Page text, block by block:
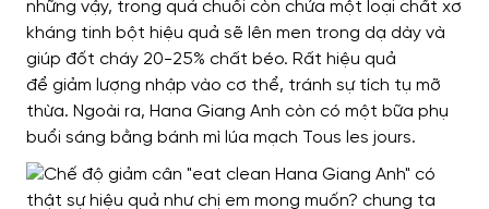
những vậy, trong quả chuối còn chứa một loại chất xơ
kháng tinh bột hiệu quả sẽ lên men trong dạ dày và
giúp đốt cháy 20-25% chất béo. Rất hiệu quả
để giảm lượng nhập vào cơ thể, tránh sự tích tụ mỡ
thừa. Ngoài ra, Hana Giang Anh còn có một bữa phụ
buổi sáng bằng bánh mì lúa mạch Tous les jours.